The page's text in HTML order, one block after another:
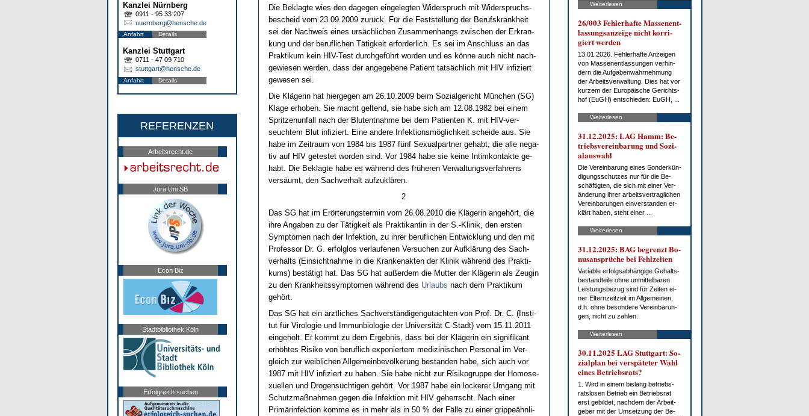
Kanzlei Nürnberg
0911 - 95 33 207
nuernberg@hensche.de
Anfahrt Details
Kanzlei Stuttgart
0711 - 47 09 710
stuttgart@hensche.de
Anfahrt Details
REFERENZEN
Arbeitsrecht.de
Jura Uni SB
Econ Biz
Stadtbibliothek Köln
Erfolgreich suchen
Die Be­klag­te wies den da­ge­gen ein­ge­leg­ten Wi­der­spruch mit Wi­der­spruchs­
be­scheid vom 23.09.2009 zurück. Für die Fest­stel­lung der Be­rufs­krank­heit
sei der Nach­weis ei­nes ursächli­chen Zu­sam­men­hangs zwi­schen der Er­kran­
kung und der be­ruf­li­chen Tätig­keit er­for­der­lich. Es sei im An­schluss an das
Prak­ti­kum kein HIV-Test durch­geführt wor­den und es könne auch nicht nach­
ge­wie­sen wer­den, dass der an­ge­ge­be­ne Pa­ti­ent tatsächlich mit HIV in­fi­ziert
ge­we­sen sei.
Die Kläge­rin hat hier­ge­gen am 26.10.2009 beim So­zi­al­ge­richt München (SG)
Kla­ge er­ho­ben. Sie macht gel­tend, sie ha­be sich am 12.08.1982 bei ei­nem
Sprit­zen­un­fall nach der Blut­ent­nah­me bei dem Pa­ti­en­ten K. mit HIV-ver­
seuch­tem Blut in­fi­ziert. Ei­ne an­de­re In­fek­ti­onsmöglich­keit schei­de aus. Sie
ha­be im Zeit­raum von 1984 bis 1987 fünf Se­xu­al­part­ner ge­habt, die al­le ne­ga­
tiv auf HIV ge­tes­tet wor­den sind. Vor 1984 ha­be sie kei­ne In­tim­kon­tak­te ge­
habt. Die Be­klag­te ha­be es während des frühe­ren Ver­wal­tungs­ver­fah­rens
versäumt, den Sach­ver­halt auf­zuklären.
2
Das SG hat im Erörte­rungs­ter­min vom 26.08.2010 die Kläge­rin an­gehört, die
ih­re An­ga­ben zu der Tätig­keit als Prak­ti­kan­tin in der S.-Kli­nik, den ers­ten
Sym­pto­men nach der In­fek­ti­on, zu ih­rer be­ruf­li­chen Ent­wick­lung und den mit
Pro­fes­sor Dr. G. er­folg­los ver­lau­fe­nen Ver­su­chen zur Aufklärung des Sach­
ver­halts (Ein­sicht­nah­me in die Kran­ken­ak­ten der Kli­nik während des Prak­ti­
kums) bestätigt hat. Das SG hat außer­dem die Mut­ter der Kläge­rin als Zeu­gin
zu den Krank­heits­sym­pto­men während des Ur­laubs nach dem Prak­ti­kum
gehört.
Das SG hat ein ärzt­li­ches Sach­verständi­gen­gut­ach­ten von Prof. Dr. C. (In­sti­
tut für Vi­ro­lo­gie und Im­mun­bio­lo­gie der Uni­ver­sität C-Stadt) vom 15.11.2011
ein­ge­holt. Er kommt zu dem Er­geb­nis, dass bei der Kläge­rin ein si­gni­fi­kant
erhöhtes Ri­si­ko von be­ruf­lich ex­po­nier­tem me­di­zi­ni­schen Per­so­nal im Ver­
gleich zur weib­li­chen All­ge­mein­bevölke­rung be­stan­den ha­be, sich auch vor
1987 mit HIV in­fi­ziert zu ha­ben. Sie ha­be nicht zur Ri­si­ko­grup­pe der Ho­mo­se­
xu­el­len und Dro­gensüch­ti­gen gehört. Vor 1987 ha­be ein lo­cke­rer Um­gang mit
Schutz­maßnah­men ge­gen die In­fek­ti­on mit HIV ge­herrscht. Nach ei­ner
Primärin­fek­ti­on kom­me es in mehr als in 50 % der Fälle zu ei­ner grip­peähn­li­
Weiterlesen
26/003 Feh­ler­haf­te Mas­sen­ent­
las­sungs­an­zei­ge nicht kor­ri­
giert wer­den
13.01.2026. Feh­ler­haf­te An­zei­gen
von Mas­sen­ent­las­sun­gen ver­hin­
dern die Auf­ga­ben­wahr­neh­mung
der Ar­beits­ver­wal­tung. Dies hat vor
kur­zem der Eu­ro­päi­sche Ge­richts­
hof (EuGH) ent­schie­den: EuGH, ...
Weiterlesen
31.12.2025: LAG Hamm: Be­
triebs­ver­ein­ba­rung und So­zi­
al­aus­wahl
Die Ver­ein­ba­rung ei­nes Son­der­kün­
di­gungs­schut­zes nur für die Be­
schäf­tig­ten, die sich mit ei­ner Ver­
än­de­rung ih­rer ar­beits­ver­trag­li­chen
Ver­ein­ba­run­gen ein­ver­stan­den er­
klärt ha­ben, steht ei­ner ...
Weiterlesen
31.12.2025: BAG be­grenzt Bo­
nus­an­sprü­che bei Fehl­zei­ten
Va­ria­ble er­folgs­ab­hän­gi­ge Ge­halts­
be­stand­tei­le oh­ne un­mit­tel­ba­ren
Leis­tungs­be­zug sind für Zei­ten ei­
ner El­tern­zeit­zeit im All­ge­mei­nen,
d.h. oh­ne be­son­de­re Ver­ein­ba­run­
gen, nicht zu zah­len.
Weiterlesen
30.11.2025 LAG Stutt­gart: So­
zi­al­plan bei ver­spä­te­ter Wahl
ei­nes Be­triebs­rats?
1. Wird in ei­nem bis­lang be­triebs­
rats­lo­sen Be­trieb ein Be­triebs­rat
erst ge­bil­det, nach­dem der Ar­beit­
ge­ber mit der Um­set­zung der Be­